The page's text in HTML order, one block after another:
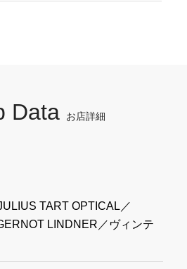
Data お店詳細
TART OPTICAL／
LINDNER／ヴィンテ